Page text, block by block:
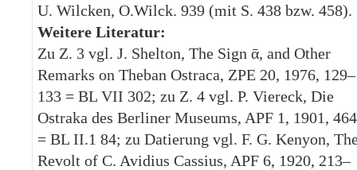
U. Wilcken, O.Wilck. 939 (mit S. 438 bzw. 458).
Weitere Literatur:
Zu Z. 3 vgl. J. Shelton, The Sign ᾱ, and Other
Remarks on Theban Ostraca, ZPE 20, 1976, 129–
133 = BL VII 302; zu Z. 4 vgl. P. Viereck, Die
Ostraka des Berliner Museums, APF 1, 1901, 464
= BL II.1 84; zu Datierung vgl. F. G. Kenyon,
Revolt of C. Avidius Cassius, APF 6, 1920, 213–